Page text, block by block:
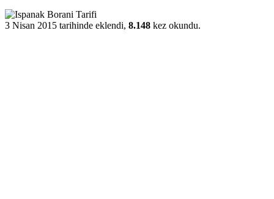
3 Nisan 2015 tarihinde eklendi, 8.148 kez okundu.